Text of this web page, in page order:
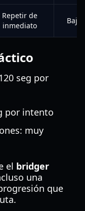
Repetir de
inmediato
Bajo
seg por
por intento
muy
el bridger
una
que